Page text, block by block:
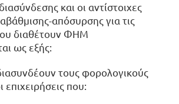
και οι αντίστοιχες
απόσυρσης για τις
διαθέτουν ΦΗΜ
ως εξής:
τους φορολογικούς
επιχειρήσεις που: